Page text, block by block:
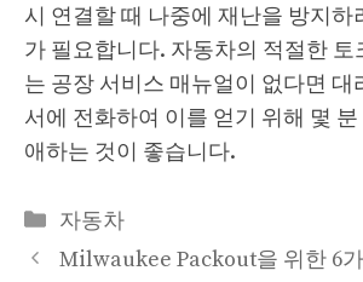
시 연결할 때 나중에 재난을 방지하
가 필요합니다. 자동차의 적절한 토
는 공장 서비스 매뉴얼이 없다면 대
서에 전화하여 이를 얻기 위해 몇
애하는 것이 좋습니다.
Categories
자동차
Milwaukee Packout을 위한 6